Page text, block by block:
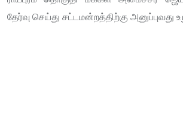
தேர்வு செய்து சட்டமன்றத்திற்கு அனுப்புவது